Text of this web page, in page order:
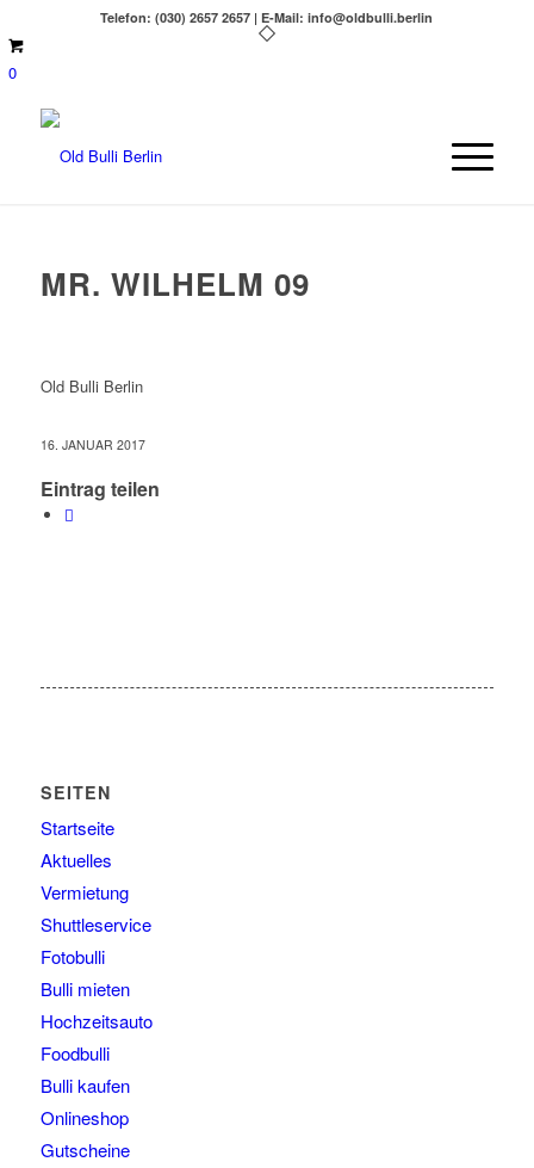
Telefon: (030) 2657 2657 | E-Mail: info@oldbulli.berlin
0
MR. WILHELM 09
Old Bulli Berlin
16. JANUAR 2017
Eintrag teilen
SEITEN
Startseite
Aktuelles
Vermietung
Shuttleservice
Fotobulli
Bulli mieten
Hochzeitsauto
Foodbulli
Bulli kaufen
Onlineshop
Gutscheine